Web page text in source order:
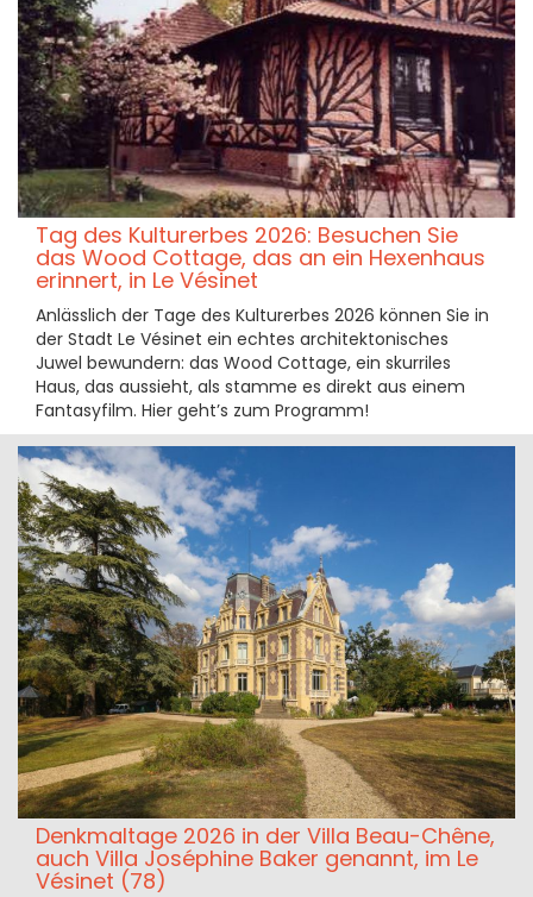
Tag des Kulturerbes 2026: Besuchen Sie
das Wood Cottage, das an ein Hexenhaus
erinnert, in Le Vésinet
Anlässlich der Tage des Kulturerbes 2026 können Sie in
der Stadt Le Vésinet ein echtes architektonisches
Juwel bewundern: das Wood Cottage, ein skurriles
Haus, das aussieht, als stamme es direkt aus einem
Fantasyfilm. Hier geht’s zum Programm!
Denkmaltage 2026 in der Villa Beau-Chêne,
auch Villa Joséphine Baker genannt, im Le
Vésinet (78)